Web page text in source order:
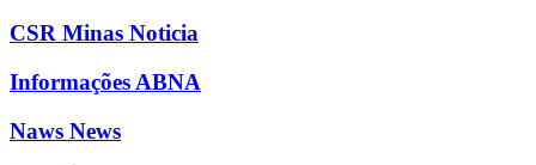
CSR Minas Noticia
Informações ABNA
Naws News